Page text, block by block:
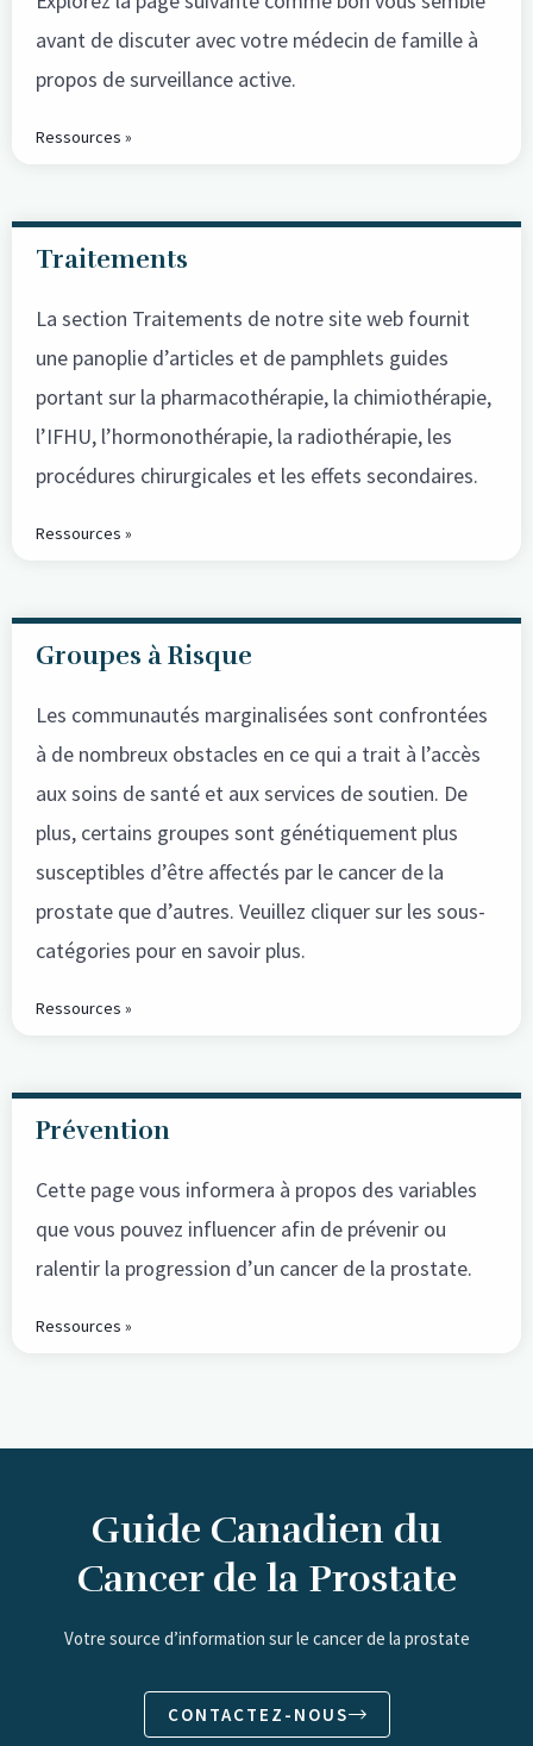
avant de discuter avec votre médecin de famille à
propos de surveillance active.
Ressources »
Traitements
La section Traitements de notre site web fournit
une panoplie d’articles et de pamphlets guides
portant sur la pharmacothérapie, la chimiothérapie,
l’IFHU, l’hormonothérapie, la radiothérapie, les
procédures chirurgicales et les effets secondaires.
Ressources »
Groupes à Risque
Les communautés marginalisées sont confrontées
à de nombreux obstacles en ce qui a trait à l’accès
aux soins de santé et aux services de soutien. De
plus, certains groupes sont génétiquement plus
susceptibles d’être affectés par le cancer de la
prostate que d’autres. Veuillez cliquer sur les sous-
catégories pour en savoir plus.
Ressources »
Prévention
Cette page vous informera à propos des variables
que vous pouvez influencer afin de prévenir ou
ralentir la progression d’un cancer de la prostate.
Ressources »
Guide Canadien du
Cancer de la Prostate
Votre source d’information sur le cancer de la prostate
CONTACTEZ-NOUS